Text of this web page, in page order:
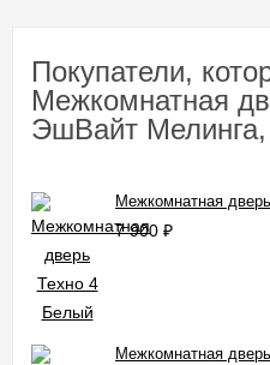
Покупатели,
Межкомнатная
ЭшВайт Мелинга,
Межкомнатная
7 900 ₽
Межкомнатная